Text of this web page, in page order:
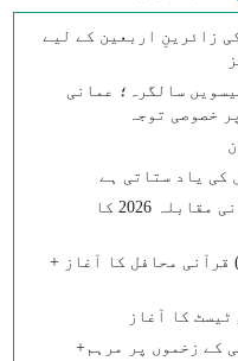
زائرینِ اربعین کے لیے
سالگرہ؛ عمانی
خصوصی توجہ
کی یاد ستاتی ہے
سلطان قابوس بین الاقوامی قرآنی مقابلہ 2026 کا
قرآنی محافل کا آغاز +
کا آغاز
کے زخموں پر مرہم+